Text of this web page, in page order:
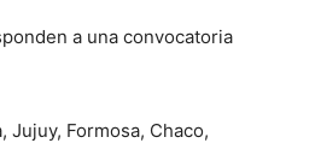
a una convocatoria
Formosa, Chaco,